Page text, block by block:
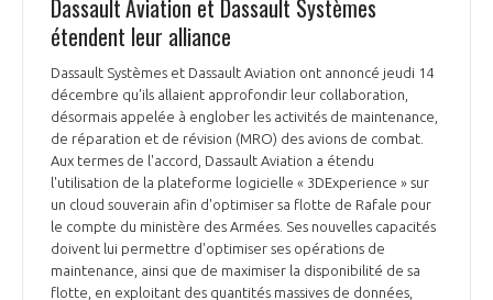
Dassault Aviation et Dassault Systèmes
étendent leur alliance
Dassault Systèmes et Dassault Aviation ont annoncé jeudi 14
décembre qu'ils allaient approfondir leur collaboration,
désormais appelée à englober les activités de maintenance,
de réparation et de révision (MRO) des avions de combat.
Aux termes de l'accord, Dassault Aviation a étendu
l'utilisation de la plateforme logicielle « 3DExperience » sur
un cloud souverain afin d'optimiser sa flotte de Rafale pour
le compte du ministère des Armées. Ses nouvelles capacités
doivent lui permettre d'optimiser ses opérations de
maintenance, ainsi que de maximiser la disponibilité de sa
flotte, en exploitant des quantités massives de données,